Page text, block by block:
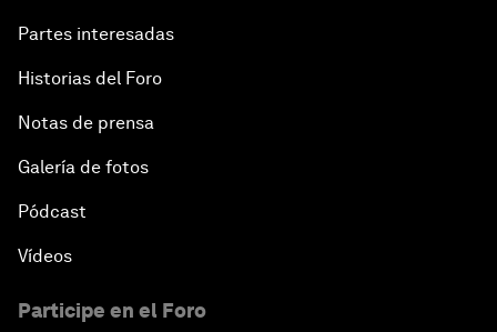
Partes interesadas
Historias del Foro
Notas de prensa
Galería de fotos
Pódcast
Vídeos
Participe en el Foro